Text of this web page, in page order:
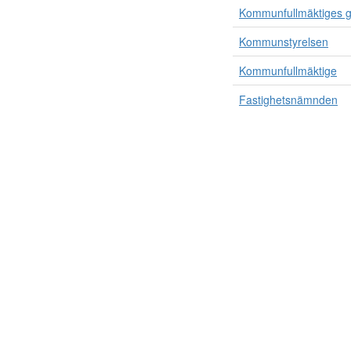
Kommunfullmäktiges
Kommunstyrelsen
Kommunfullmäktige
Fastighetsnämnden